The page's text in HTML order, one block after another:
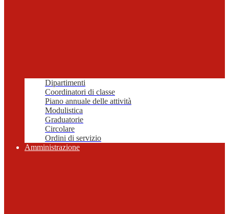
Dipartimenti
Coordinatori di classe
Piano annuale delle attività
Modulistica
Graduatorie
Circolare
Ordini di servizio
Amministrazione